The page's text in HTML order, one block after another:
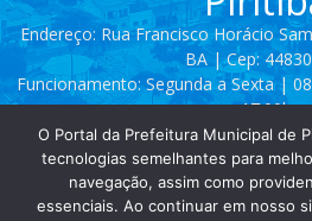
Endereço: Rua Francisco Horácio
BA | Cep:
Funcionamento: Segunda a Sexta |
17:00h
Telefone: (74) 3628 -
Contato:
O Portal da Prefeitura Municipal de
tecnologias semelhantes para
navegação, assim como
essenciais. Ao continuar em nosso